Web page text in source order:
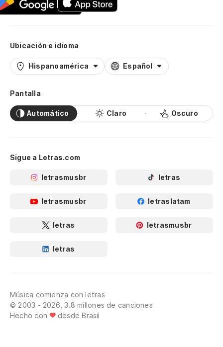
Ubicación e idioma
Hispanoamérica Español
Pantalla
Automático Claro Oscuro
Sigue a Letras.com
letrasmusbr letras
letrasmusbr letraslatam
letras letrasmusbr
letras
Música comienza con letras
© 2003 - 2026, 3.8 millones de canciones
Hecho con
desde Brasil